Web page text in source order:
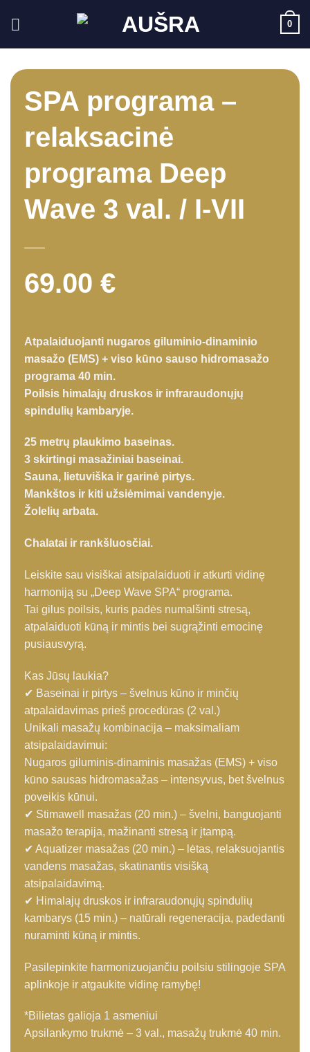
0
SPA programa –
relaksacinė
programa Deep
Wave 3 val. / I-VII
69.00 €
Atpalaiduojanti nugaros giluminio-dinaminio
masažo (EMS) + viso kūno sauso hidromasažo
programa 40 min.
Poilsis himalajų druskos ir infraraudonųjų
spindulių kambaryje.
25 metrų plaukimo baseinas.
3 skirtingi masažiniai baseinai.
Sauna, lietuviška ir garinė pirtys.
Mankštos ir kiti užsiėmimai vandenyje.
Žolelių arbata.
Chalatai ir rankšluosčiai.
Leiskite sau visiškai atsipalaiduoti ir atkurti vidinę
harmoniją su „Deep Wave SPA“ programa.
Tai gilus poilsis, kuris padės numalšinti stresą,
atpalaiduoti kūną ir mintis bei sugrąžinti emocinę
pusiausvyrą.
Kas Jūsų laukia?
✔ Baseinai ir pirtys – švelnus kūno ir minčių
atpalaidavimas prieš procedūras (2 val.)
Unikali masažų kombinacija – maksimaliam
atsipalaidavimui:
Nugaros giluminis-dinaminis masažas (EMS) + viso
kūno sausas hidromasažas – intensyvus, bet švelnus
poveikis kūnui.
✔ Stimawell masažas (20 min.) – švelni, banguojanti
masažo terapija, mažinanti stresą ir įtampą.
✔ Aquatizer masažas (20 min.) – lėtas, relaksuojantis
vandens masažas, skatinantis visišką
atsipalaidavimą.
✔ Himalajų druskos ir infraraudonųjų spindulių
kambarys (15 min.) – natūrali regeneracija, padedanti
nuraminti kūną ir mintis.
Pasilepinkite harmonizuojančiu poilsiu stilingoje SPA
aplinkoje ir atgaukite vidinę ramybę!
*Bilietas galioja 1 asmeniui
Apsilankymo trukmė – 3 val., masažų trukmė 40 min.